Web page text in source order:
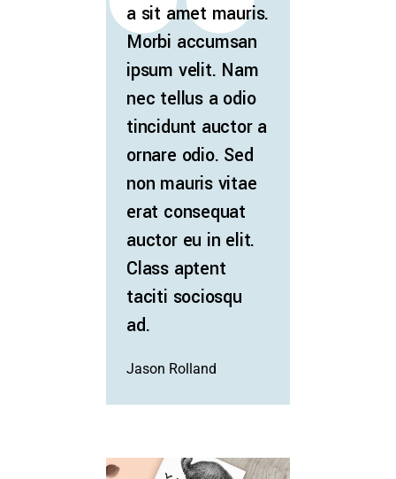
a sit amet mauris.
Morbi accumsan
ipsum velit. Nam
nec tellus a odio
tincidunt auctor a
ornare odio. Sed
non mauris vitae
erat consequat
auctor eu in elit.
Class aptent
taciti sociosqu
ad.
Jason Rolland